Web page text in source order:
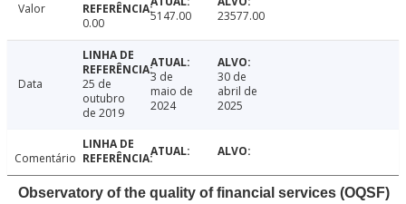
Valor
0.00
5147.00 23577.00
Data
25 de
outubro
de 2019
3 de
maio de
2024
30 de
abril de
2025
Comentário
Observatory of the quality of financial services (OQSF)